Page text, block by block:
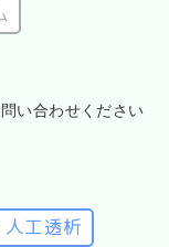
い合わせください
人工透析